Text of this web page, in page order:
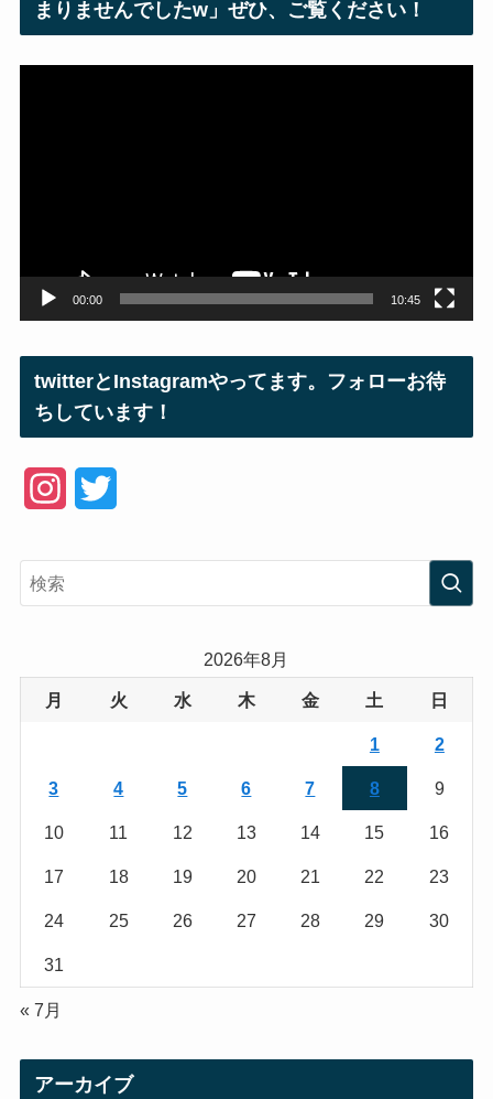
まりませんでしたw」ぜひ、ご覧ください！
00:00 10:45
twitterとInstagramやってます。フォローお待
ちしています！
e
2026年8月
月 火 水 木 金 土 日
1 2
3 4 5 6 7 8 9
10 11 12 13 14 15 16
17 18 19 20 21 22 23
24 25 26 27 28 29 30
31
« 7月
アーカイブ